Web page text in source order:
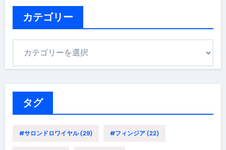
カテゴリー
タグ
#サロンドロワイヤル(29) #フィンジア(22)